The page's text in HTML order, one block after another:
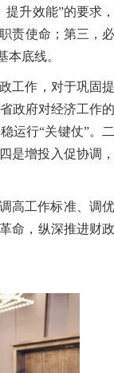
升效能”的要求
责使命；第三，
底线。
工作，对于巩固
政府对经济工作的
运行“关键仗”。
是增投入促协调
工作标准、调优
命，纵深推进财